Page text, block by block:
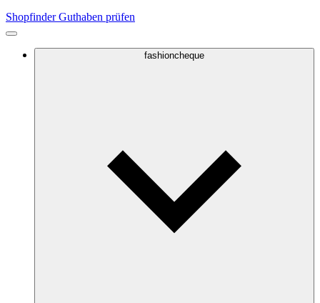
ShopfinderGuthaben prüfen